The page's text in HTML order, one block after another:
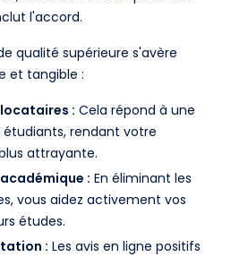
l'accord.
qualité supérieure s'avère
et tangible :
: Cela répond à une
rendant votre
attrayante.
: En éliminant les
vous aidez activement vos
études.
: Les avis en ligne positifs